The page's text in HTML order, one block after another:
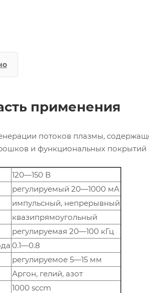
применения
потоков плазмы,
и функциональных
120—150 В
регулируемый 20—1000 мА
импульсный, непрерывный
квазипрямоугольный
регулируемая 20—100 кГц
0.1—0.8
регулируемое 5—15 мм
Аргон, гелий, азот
1000 sccm